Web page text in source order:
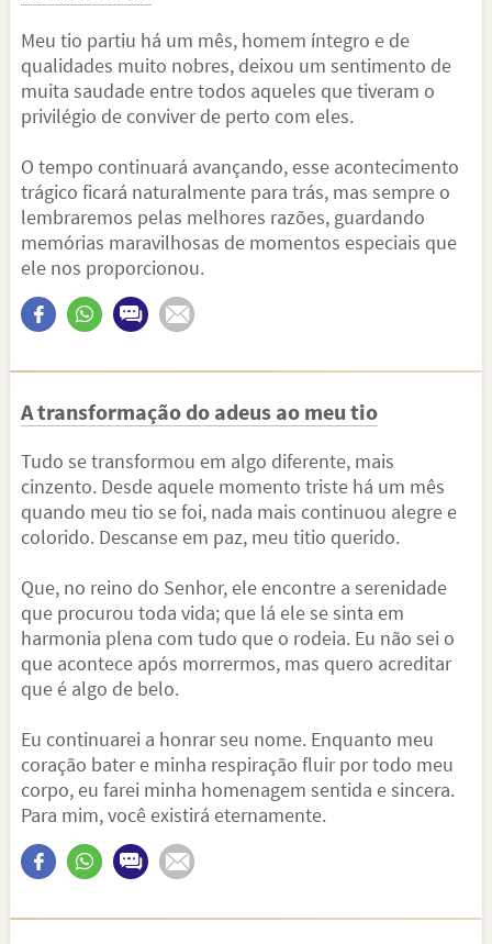
Meu tio partiu há um mês, homem íntegro e de
qualidades muito nobres, deixou um sentimento de
muita saudade entre todos aqueles que tiveram o
privilégio de conviver de perto com eles.
O tempo continuará avançando, esse acontecimento
trágico ficará naturalmente para trás, mas sempre o
lembraremos pelas melhores razões, guardando
memórias maravilhosas de momentos especiais que
ele nos proporcionou.
A transformação do adeus ao meu tio
Tudo se transformou em algo diferente, mais
cinzento. Desde aquele momento triste há um mês
quando meu tio se foi, nada mais continuou alegre e
colorido. Descanse em paz, meu titio querido.
Que, no reino do Senhor, ele encontre a serenidade
que procurou toda vida; que lá ele se sinta em
harmonia plena com tudo que o rodeia. Eu não sei o
que acontece após morrermos, mas quero acreditar
que é algo de belo.
Eu continuarei a honrar seu nome. Enquanto meu
coração bater e minha respiração fluir por todo meu
corpo, eu farei minha homenagem sentida e sincera.
Para mim, você existirá eternamente.